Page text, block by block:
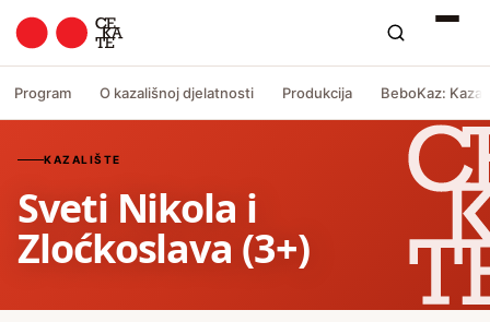
Program O kazališnoj djelatnosti Produkcija BeboKaz:
KAZALIŠTE
Sveti Nikola i
Zloćkoslava (3+)